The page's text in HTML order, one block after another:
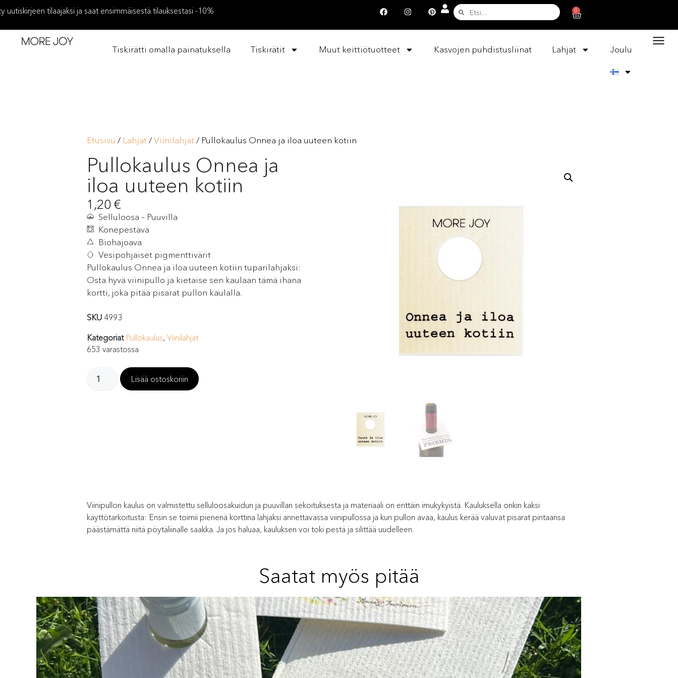
0
uutiskirjeen tilaajaksi ja saat ensimmäisestä tilauksestasi -10%
Tiskirätti omalla painatuksella Tiskirätit Muut keittiötuotteet Kasvojen puhdistusliinat Lahjat Joulu
Etusivu / Lahjat/Viinilahjat/ Pullokaulus Onnea ja iloa uuteen kotiin
Pullokaulus Onnea ja
iloa uuteen kotiin
1,20 €
Selluloosa – Puuvilla
Konepestävä
Biohajoava
Vesipohjaiset pigmenttivärit
Pullokaulus Onnea ja iloa uuteen kotiin tuparilahjaksi:
Osta hyvä viinipullo ja kietaise sen kaulaan tämä ihana
kortti, joka pitää pisarat pullon kaulalla.
SKU 4993
Kategoriat Pullokaulus, Viinilahjat
653 varastossa
Lisää ostoskoriin
Viinipullon kaulus on valmistettu selluloosakuidun ja puuvillan sekoituksesta ja materiaali on erittäin imukykyistä. Kauluksella onkin kaksi
käyttötarkoitusta: Ensin se toimii pienenä korttina lahjaksi annettavassa viinipullossa ja kun pullon avaa, kaulus kerää valuvat pisarat pintaansa
päästämättä niitä pöytäliinalle saakka. Ja jos haluaa, kauluksen voi toki pestä ja silittää uudelleen.
Saatat myös pitää